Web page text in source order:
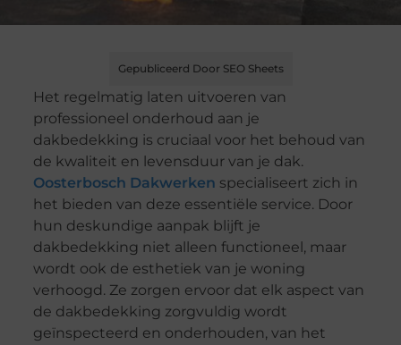
Gepubliceerd Door SEO Sheets
Het regelmatig laten uitvoeren van
professioneel onderhoud aan je
dakbedekking is cruciaal voor het behoud van
de kwaliteit en levensduur van je dak.
Oosterbosch Dakwerken specialiseert zich in
het bieden van deze essentiële service. Door
hun deskundige aanpak blijft je
dakbedekking niet alleen functioneel, maar
wordt ook de esthetiek van je woning
verhoogd. Ze zorgen ervoor dat elk aspect van
de dakbedekking zorgvuldig wordt
geïnspecteerd en onderhouden, van het